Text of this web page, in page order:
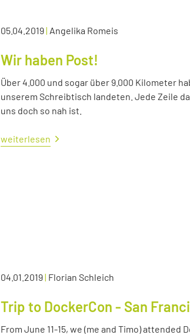
05.04.2019| Angelika Romeis
Wir haben Post!
Über 4.000 und sogar über 9.000 Kilometer
unserem Schreibtisch landeten. Jede Zeile
uns doch so nah ist.
weiterlesen
04.01.2019| Florian Schleich
Trip to DockerCon - San
From June 11-15, we (me and Timo)